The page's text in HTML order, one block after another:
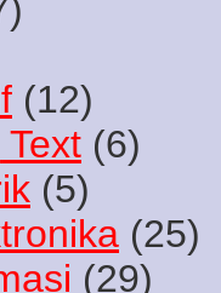
(12)
(6)
(5)
(25)
(29)